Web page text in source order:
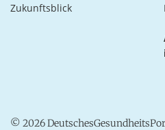
Zukunftsblick
© 2026